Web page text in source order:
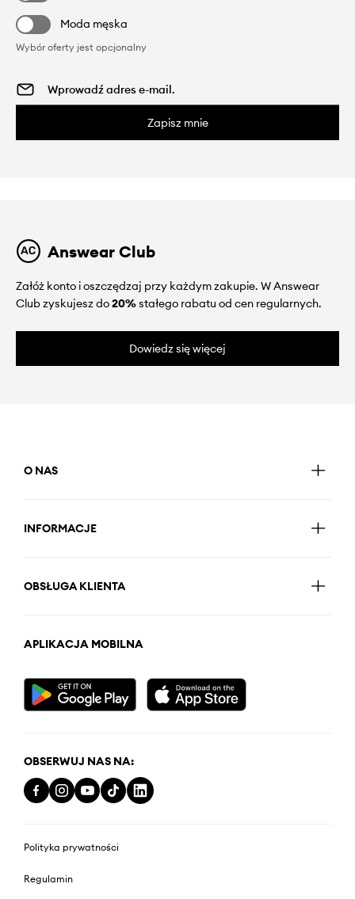
Moda męska
Wybór oferty jest opcjonalny
Zapisz mnie
Answear Club
Załóż konto i oszczędzaj przy każdym zakupie. W Answear
Club zyskujesz do20%stałego rabatu od cen regularnych.
Dowiedz się więcej
O NAS
INFORMACJE
OBSŁUGA KLIENTA
APLIKACJA MOBILNA
OBSERWUJ NAS NA:
Polityka prywatności
Regulamin